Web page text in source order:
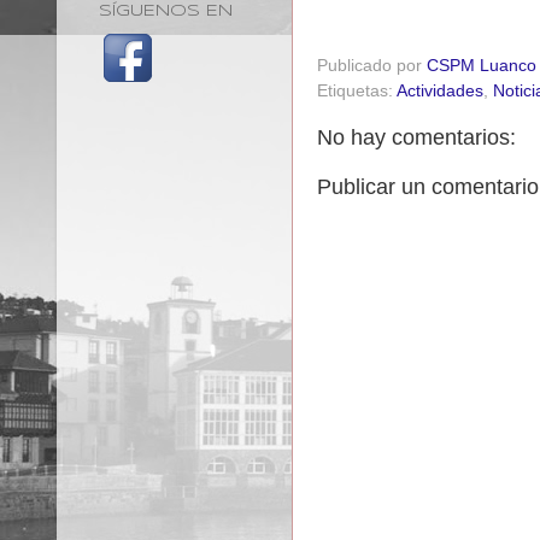
Publicado por CSPM Luanco
Etiquetas: Actividades,
No hay comentarios:
Publicar un comentario
SÍGUENOS EN